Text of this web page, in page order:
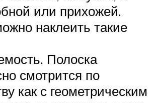
или прихожей.
наклеить такие
Полоска
смотрится по
как с геометрическим